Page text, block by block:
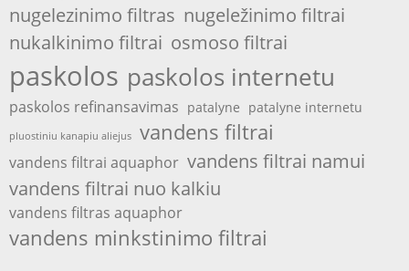
nugelezinimo filtras nugeležinimo filtrai
nukalkinimo filtrai osmoso filtrai
paskolos paskolos internetu
paskolos refinansavimas patalyne patalyne internetu
pluostiniu kanapiu aliejus vandens filtrai
vandens filtrai aquaphor vandens filtrai namui
vandens filtrai nuo kalkiu
vandens filtras aquaphor
vandens minkstinimo filtrai